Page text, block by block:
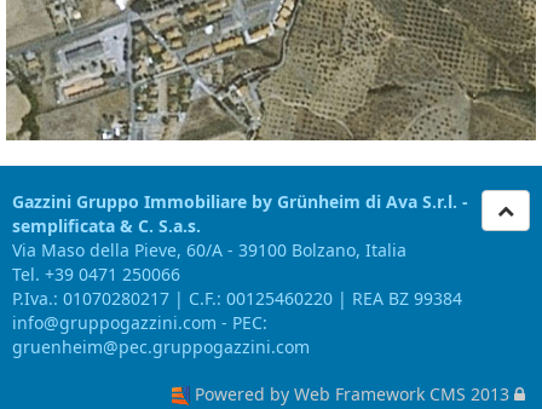
Gazzini Gruppo Immobiliare by Grünheim di Ava S.r.l. -
semplificata & C. S.a.s.
Via Maso della Pieve, 60/A - 39100 Bolzano, Italia
Tel. +39 0471 250066
P.Iva.: 01070280217 | C.F.: 00125460220 | REA BZ 99384
info@gruppogazzini.com - PEC:
gruenheim@pec.gruppogazzini.com
Powered by Web Framework CMS 2013